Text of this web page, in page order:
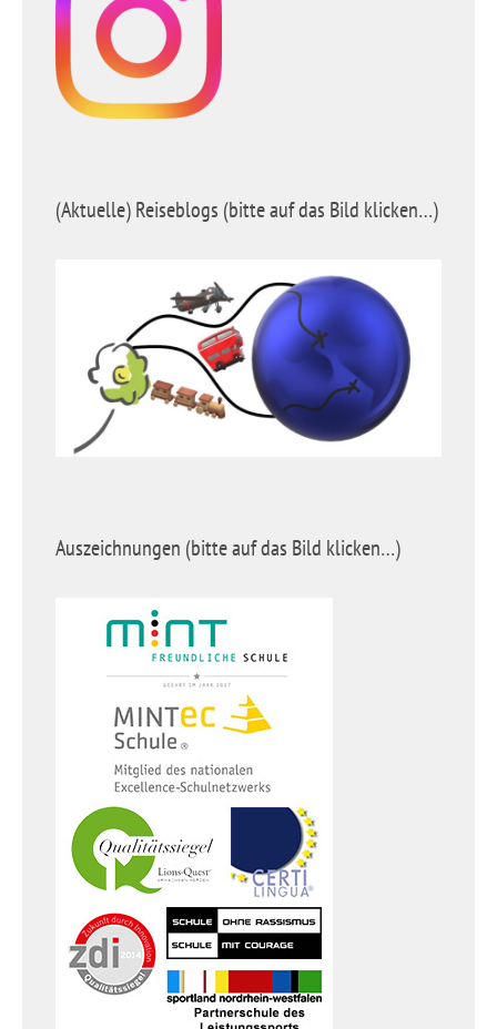
(Aktuelle) Reiseblogs (bitte auf das Bild klicken…)
Auszeichnungen (bitte auf das Bild klicken…)